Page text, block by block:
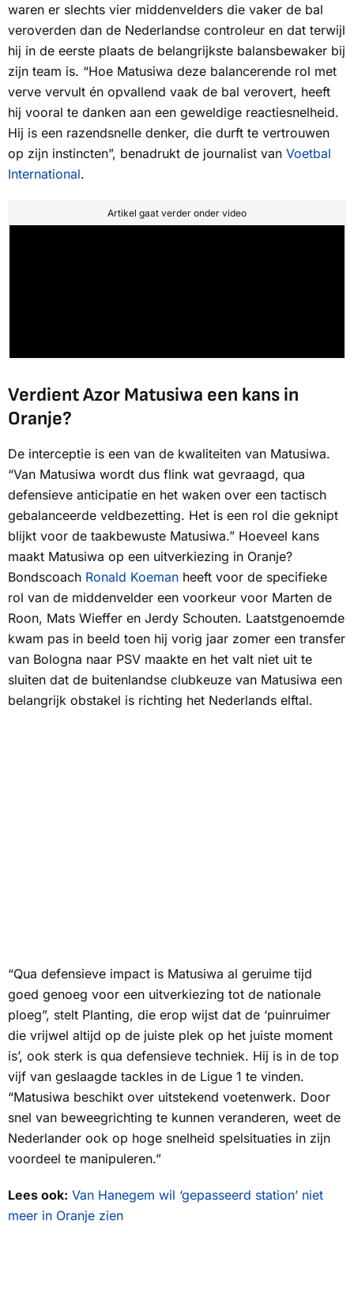
waren er slechts vier middenvelders die vaker de bal
veroverden dan de Nederlandse controleur en dat terwijl
hij in de eerste plaats de belangrijkste balansbewaker bij
zijn team is. “Hoe Matusiwa deze balancerende rol met
verve vervult én opvallend vaak de bal verovert, heeft
hij vooral te danken aan een geweldige reactiesnelheid.
Hij is een razendsnelle denker, die durft te vertrouwen
op zijn instincten”, benadrukt de journalist van Voetbal
International.
Artikel gaat verder onder video
Verdient Azor Matusiwa een kans in
Oranje?
De interceptie is een van de kwaliteiten van Matusiwa.
“Van Matusiwa wordt dus flink wat gevraagd, qua
defensieve anticipatie en het waken over een tactisch
gebalanceerde veldbezetting. Het is een rol die geknipt
blijkt voor de taakbewuste Matusiwa.” Hoeveel kans
maakt Matusiwa op een uitverkiezing in Oranje?
Bondscoach Ronald Koeman heeft voor de specifieke
rol van de middenvelder een voorkeur voor Marten de
Roon, Mats Wieffer en Jerdy Schouten. Laatstgenoemde
kwam pas in beeld toen hij vorig jaar zomer een transfer
van Bologna naar PSV maakte en het valt niet uit te
sluiten dat de buitenlandse clubkeuze van Matusiwa een
belangrijk obstakel is richting het Nederlands elftal.
“Qua defensieve impact is Matusiwa al geruime tijd
goed genoeg voor een uitverkiezing tot de nationale
ploeg”, stelt Planting, die erop wijst dat de ‘puinruimer
die vrijwel altijd op de juiste plek op het juiste moment
is’, ook sterk is qua defensieve techniek. Hij is in de top
vijf van geslaagde tackles in de Ligue 1 te vinden.
“Matusiwa beschikt over uitstekend voetenwerk. Door
snel van beweegrichting te kunnen veranderen, weet de
Nederlander ook op hoge snelheid spelsituaties in zijn
voordeel te manipuleren.”
Lees ook: Van Hanegem wil ‘gepasseerd station’ niet
meer in Oranje zien